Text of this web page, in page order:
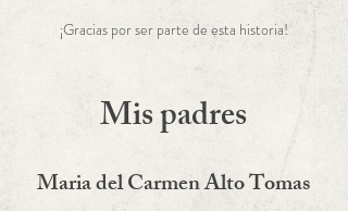
¡Gracias por ser parte de esta historia!
Mis padres
Maria del Carmen Alto Tomas